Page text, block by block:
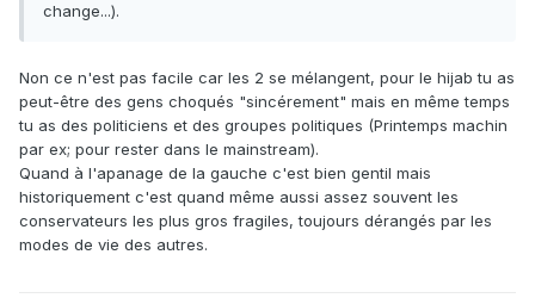
change...).
Non ce n'est pas facile car les 2 se mélangent, pour le hijab tu as
peut-être des gens choqués "sincérement" mais en même temps
tu as des politiciens et des groupes politiques (Printemps machin
par ex; pour rester dans le mainstream).
Quand à l'apanage de la gauche c'est bien gentil mais
historiquement c'est quand même aussi assez souvent les
conservateurs les plus gros fragiles, toujours dérangés par les
modes de vie des autres.